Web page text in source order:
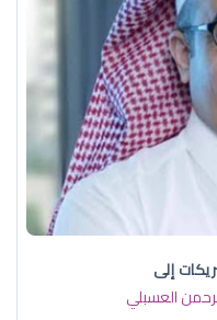
إلى
العسبلي